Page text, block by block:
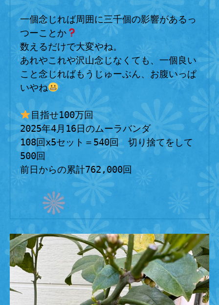
一個念じれば周囲に三千個の影響があるっ
つーことか
数えるだけで大変やね。
あれやこれや沢山念じなくても、一個良い
こと念じればもうじゅーぶん、お腹いっぱ
いやね
目指せ100万回
2025年4月16日のムーラバンダ
108回x5セット＝540回　切り捨てをして
500回
前日からの累計762,000回